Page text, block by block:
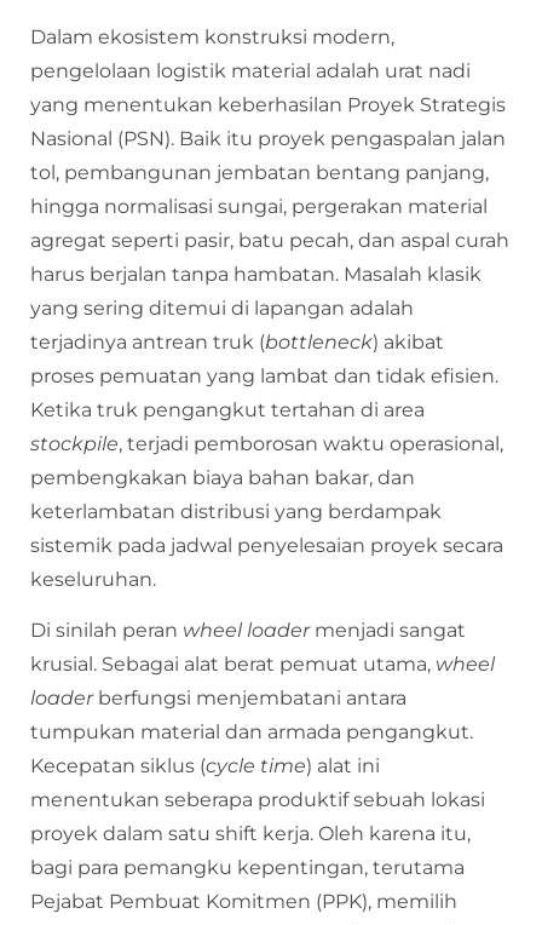
Dalam ekosistem konstruksi modern,
pengelolaan logistik material adalah urat nadi
yang menentukan keberhasilan Proyek Strategis
Nasional (PSN). Baik itu proyek pengaspalan jalan
tol, pembangunan jembatan bentang panjang,
hingga normalisasi sungai, pergerakan material
agregat seperti pasir, batu pecah, dan aspal curah
harus berjalan tanpa hambatan. Masalah klasik
yang sering ditemui di lapangan adalah
terjadinya antrean truk (bottleneck) akibat
proses pemuatan yang lambat dan tidak efisien.
Ketika truk pengangkut tertahan di area
stockpile, terjadi pemborosan waktu operasional,
pembengkakan biaya bahan bakar, dan
keterlambatan distribusi yang berdampak
sistemik pada jadwal penyelesaian proyek secara
keseluruhan.
Di sinilah peran wheel loadermenjadi sangat
krusial. Sebagai alat berat pemuat utama, wheel
loaderberfungsi menjembatani antara
tumpukan material dan armada pengangkut.
Kecepatan siklus (cycle time) alat ini
menentukan seberapa produktif sebuah lokasi
proyek dalam satu shift kerja. Oleh karena itu,
bagi para pemangku kepentingan, terutama
Pejabat Pembuat Komitmen (PPK), memilih